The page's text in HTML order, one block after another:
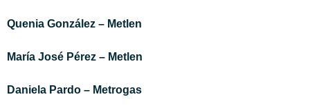
Quenia González – Metlen
María José Pérez – Metlen
Daniela Pardo – Metrogas